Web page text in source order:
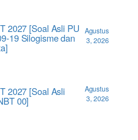
2027 [Soal Asli PU
19 Silogisme dan
Agustus
3, 2026
2027 [Soal Asli
00]
Agustus
3, 2026